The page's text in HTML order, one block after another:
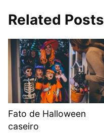
Related Posts
Fato de Halloween
caseiro